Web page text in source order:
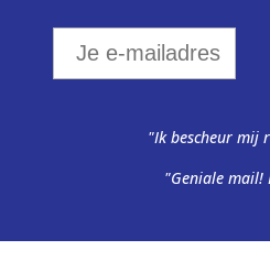
"Ik bescheur mij
"Geniale mail!